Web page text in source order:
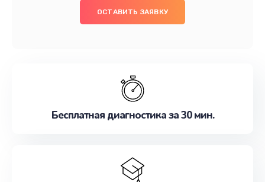
ОСТАВИТЬ ЗАЯВКУ
Бесплатная диагностика за 30 мин.